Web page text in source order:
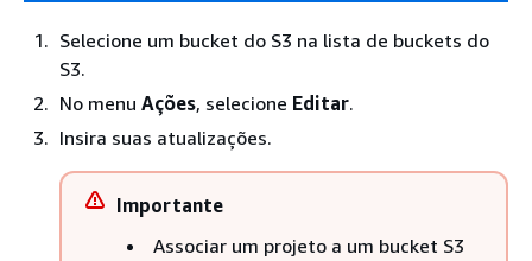
Selecione um bucket do S3 na lista de buckets do
S3.
No menu Ações, selecione Editar.
Insira suas atualizações.
Importante
Associar um projeto a um bucket S3